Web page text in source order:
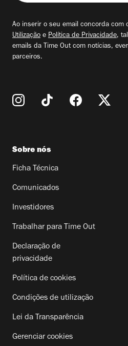
seu
Ao inserir o seu email concorda com
Utilização e Política de Privacidade,
emails da Time Out com notícias,
parceiros.
Sobre nós
Ficha Técnica
Comunicados
Investidores
Trabalhar para Time Out
Declaração de
privacidade
Política de cookies
Condições de utilização
Lei da Transparência
Gerenciar cookies